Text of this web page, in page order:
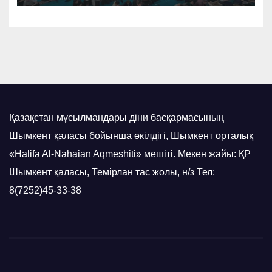
Қазақстан мұсылмандары діни басқармасының
Шымкент қаласы бойынша өкілдігі, Шымкент орталық
«Halifa Al-Nahaian Aqmeshiti» мешіті. Мекен жайы: ҚР
Шымкент қаласы, Темірлан тас жолы, н/з Тел:
8(7252)45-33-38